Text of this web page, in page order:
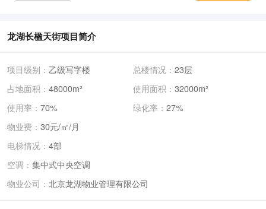
龙湖长楹天街项目简介
项目级别： 乙级写字楼 总楼情况： 23层
占地面积： 48000m² 使用面积： 32000m²
使用率： 70% 绿化率： 27%
物业费： 30元/㎡/月
电梯情况： 4部
空调： 集中式中央空调
物业公司： 北京龙湖物业管理有限公司